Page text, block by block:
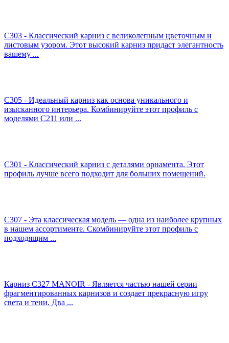
C303 - Классический карниз с великолепным цветочным и
листовым узором. Этот высокий карниз придаст элегантность
вашему ...
C305 - Идеальный карниз как основа уникального и
изысканного интерьера. Комбинируйте этот профиль с
моделями C211 или ...
C301 - Классический карниз с деталями орнамента. Этот
профиль лучше всего подходит для больших помещений.
C307 - Эта классическая модель — одна из наиболее крупных
в нашем ассортименте. Скомбинируйте этот профиль с
подходящим ...
Карниз C327 MANOIR - Является частью нашей серии
фрагментированных карнизов и создает прекрасную игру
света и тени. Два ...